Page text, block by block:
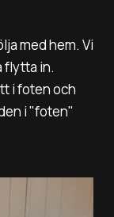
med hem. Vi
flytta in.
i foten och
i "foten"